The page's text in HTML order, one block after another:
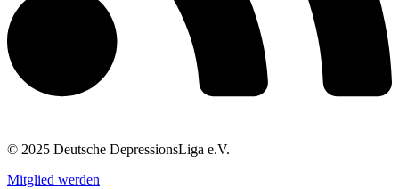
© 2025 Deutsche DepressionsLiga e.V.
Mitglied werden